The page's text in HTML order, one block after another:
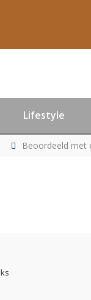
Lifestyle
Beoordeeld met